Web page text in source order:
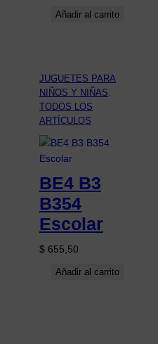
Añadir al carrito
JUGUETES PARA
NIÑOS Y NIÑAS
TODOS LOS
ARTÍCULOS
BE4 B3
B354
Escolar
$ 655,50
Añadir al carrito